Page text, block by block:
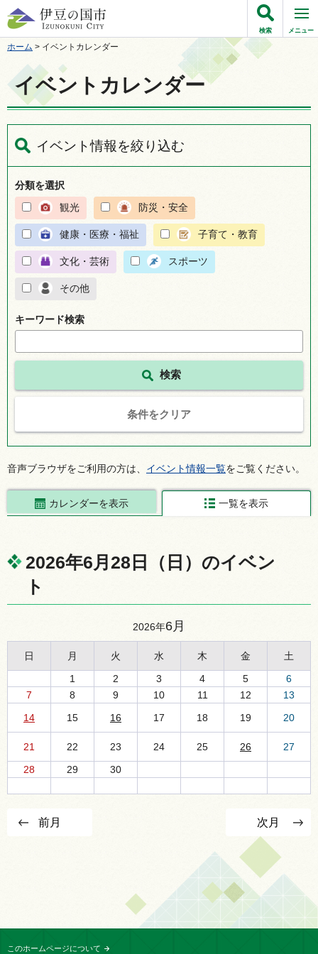
伊豆の国市
検索 メニュー
ホーム > イベントカレンダー
イベントカレンダー
イベント情報を絞り込む
分類を選択
観光
防災・安全
健康・医療・福祉 子育て・教育
文化・芸術 スポーツ
その他
キーワード検索
条件をクリア
音声ブラウザをご利用の方は、 イベント情報一覧をご覧ください。
カレンダーを表示 一覧を表示
2026年6月28日（日）のイベン
ト
2026年6月
日 月 火 水 木 金
土
1
2 3 4 5
6
7
8 9 10 11 12
13
14
15 16 17 18 19 20
21 22 23 24 25 26
27
28
29 30
前月 次月
このホームページについて